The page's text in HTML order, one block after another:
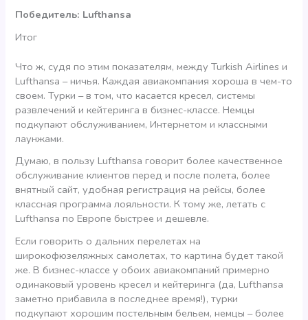
Победитель: Lufthansa
Итог
Что ж, судя по этим показателям, между Turkish Airlines и
Lufthansa – ничья. Каждая авиакомпания хороша в чем-то
своем. Турки – в том, что касается кресел, системы
развлечений и кейтеринга в бизнес-классе. Немцы
подкупают обслуживанием, Интернетом и классными
лаунжами.
Думаю, в пользу Lufthansa говорит более качественное
обслуживание клиентов перед и после полета, более
внятный сайт, удобная регистрация на рейсы, более
классная программа лояльности. К тому же, летать с
Lufthansa по Европе быстрее и дешевле.
Если говорить о дальних перелетах на
широкофюзеляжных самолетах, то картина будет такой
же. В бизнес-классе у обоих авиакомпаний примерно
одинаковый уровень кресел и кейтеринга (да, Lufthansa
заметно прибавила в последнее время!), турки
подкупают хорошим постельным бельем, немцы – более